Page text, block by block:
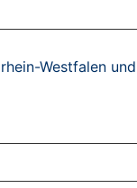
Westfalen
BROSCHÜREN